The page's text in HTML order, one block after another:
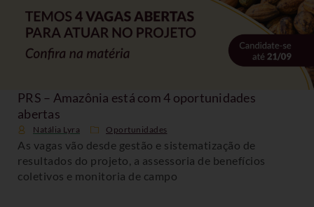
PRS – Amazônia está com 4 oportunidades
abertas
Natália Lyra Oportunidades
As vagas vão desde gestão e sistematização de
resultados do projeto, a assessoria de benefícios
coletivos e monitoria de campo